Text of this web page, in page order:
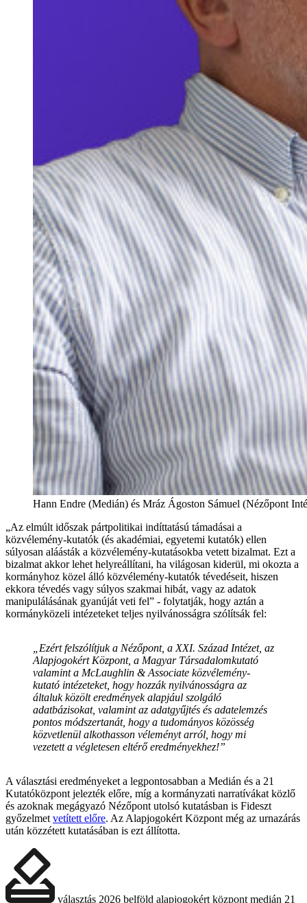
Hann Endre (Medián) és Mráz Ágoston Sámuel (Nézőpont
„Az elmúlt időszak pártpolitikai indíttatású támadásai a
közvélemény-kutatók (és akadémiai, egyetemi kutatók) ellen
súlyosan aláásták a közvélemény-kutatásokba vetett bizalmat. Ezt a
bizalmat akkor lehet helyreállítani, ha világosan kiderül, mi okozta a
kormányhoz közel álló közvélemény-kutatók tévedéseit, hiszen
ekkora tévedés vagy súlyos szakmai hibát, vagy az adatok
manipulálásának gyanúját veti fel” - folytatják, hogy aztán a
kormányközeli intézeteket teljes nyilvánosságra szólítsák fel:
„Ezért felszólítjuk a Nézőpont, a XXI. Század Intézet, az
Alapjogokért Központ, a Magyar Társadalomkutató
valamint a McLaughlin & Associate közvélemény-
kutató intézeteket, hogy hozzák nyilvánosságra az
általuk közölt eredmények alapjául szolgáló
adatbázisokat, valamint az adatgyűjtés és adatelemzés
pontos módszertanát, hogy a tudományos közösség
közvetlenül alkothasson véleményt arról, hogy mi
vezetett a végletesen eltérő eredményekhez!”
A választási eredményeket a legpontosabban a Medián és a 21
Kutatóközpont jelezték előre, míg a kormányzati narratívákat közlő
és azoknak megágyazó Nézőpont utolsó kutatásban is Fideszt
győzelmet vetített előre. Az Alapjogokért Központ még az urnazárás
után közzétett kutatásában is ezt állította.
választás 2026 belföld alapjogokért központ medián 21